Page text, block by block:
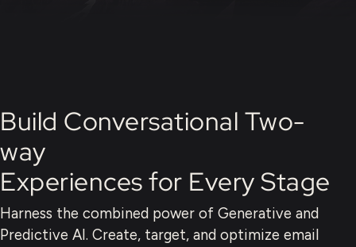
Build Conversational Two-
way
Experiences for Every Stage
Harness the combined power of Generative and
Predictive AI. Create, target, and optimize email